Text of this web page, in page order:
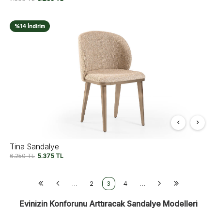
%14 İndirim
Tina Sandalye
6.250TL 5.375 TL
… 2 3 4 …
Evinizin Konforunu Arttıracak Sandalye Modelleri